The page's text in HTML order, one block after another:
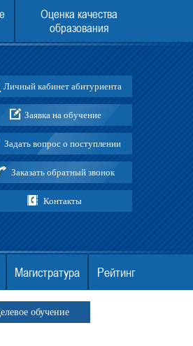
Оценка качества
образования
ЕГЭ ДЛЯ ПОСТУПЛЕНИЯ В МГЭУ В
Личный кабинет абитуриента
Заявка на обучение
Задать вопрос о поступлении
Заказать обратный звонок
Контакты
Магистратура Рейтинг
обучение